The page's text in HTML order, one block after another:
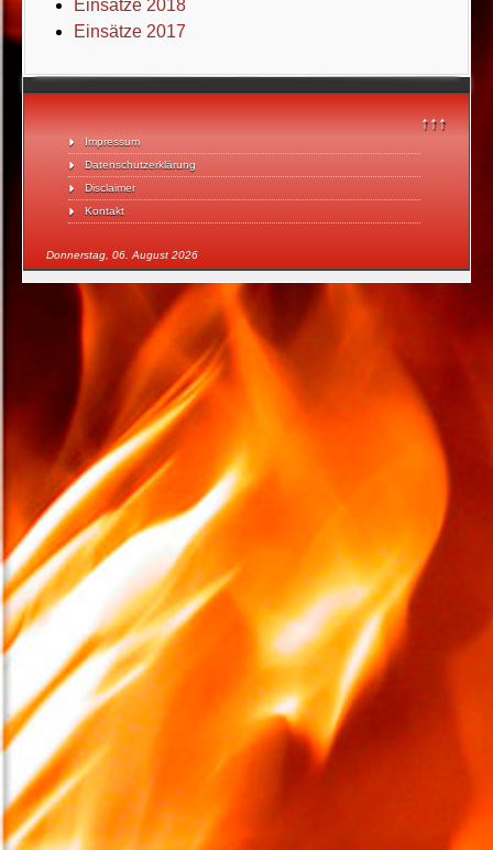
↑↑↑
Impressum
Datenschutzerklärung
Disclaimer
Kontakt
Donnerstag, 06. August 2026
Einsätze 2018
Einsätze 2017